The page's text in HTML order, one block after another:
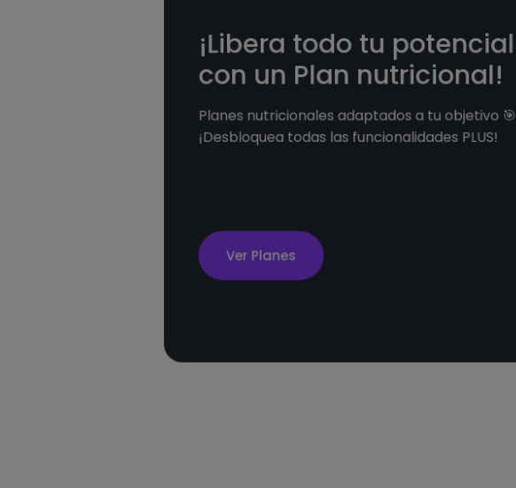
¡Libera todo tu potencial
con un Plan nutricional!
Planes nutricionales adaptados a tu objetivo 🎯
¡Desbloquea todas las funcionalidades PLUS!
Ver Planes